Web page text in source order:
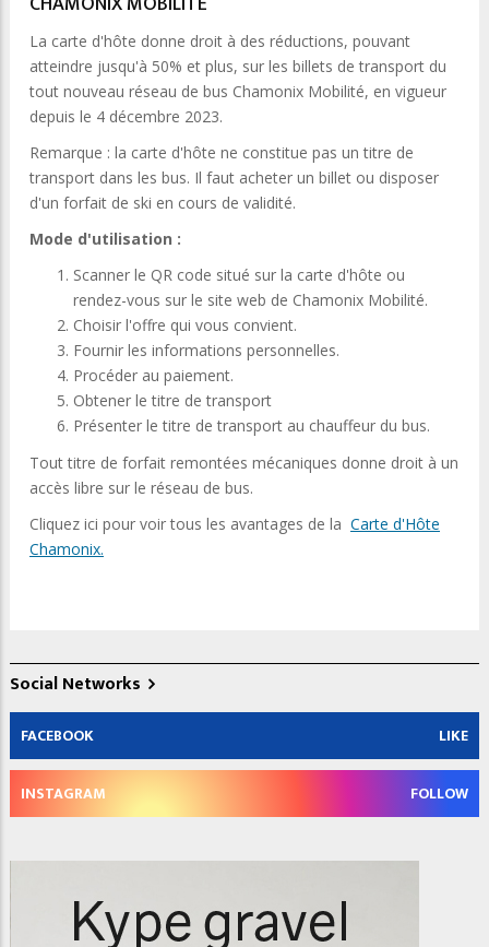
La carte d'hôte donne droit à des réductions, pouvant
atteindre jusqu'à 50% et plus, sur les billets de transport du
tout nouveau réseau de bus Chamonix Mobilité, en vigueur
depuis le 4 décembre 2023.
Remarque : la carte d'hôte ne constitue pas un titre de
transport dans les bus. Il faut acheter un billet ou disposer
d'un forfait de ski en cours de validité.
Mode d'utilisation :
Scanner le QR code situé sur la carte d'hôte ou
rendez-vous sur le site web de Chamonix Mobilité.
Choisir l'offre qui vous convient.
Fournir les informations personnelles.
Procéder au paiement.
Obtener le titre de transport
Présenter le titre de transport au chauffeur du bus.
Tout titre de forfait remontées mécaniques donne droit à un
accès libre sur le réseau de bus.
Cliquez ici pour voir tous les avantages de la Carte d'Hôte
Chamonix.
Social Networks
FACEBOOK LIKE
INSTAGRAM FOLLOW